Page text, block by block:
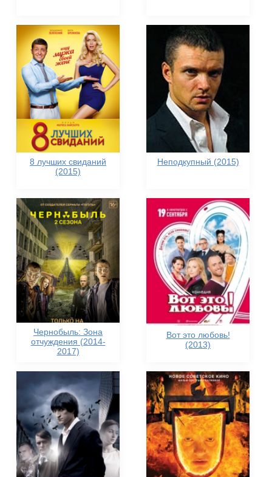
8 лучших свиданий
(2015)
Неподкупный (2015)
Чернобыль: Зона
отчуждения (2014-
2017)
Вот это любовь!
(2013)